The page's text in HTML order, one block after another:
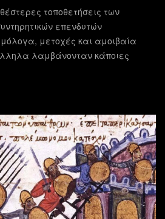
τοποθετήσεις των
επενδυτών
μετοχές και αμοιβαία
λαμβάνονταν κάποιες